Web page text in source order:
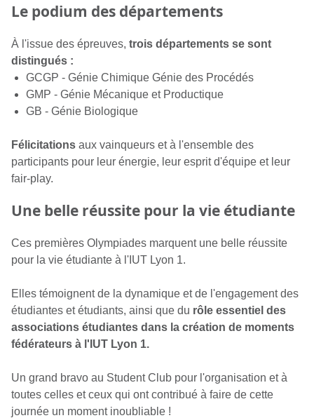
Le podium des départements
À l'issue des épreuves, trois départements se sont
distingués :
GCGP - Génie Chimique Génie des Procédés
GMP - Génie Mécanique et Productique
GB - Génie Biologique
Félicitations aux vainqueurs et à l'ensemble des
participants pour leur énergie, leur esprit d'équipe et leur
fair-play.
Une belle réussite pour la vie étudiante
Ces premières Olympiades marquent une belle réussite
pour la vie étudiante à l'IUT Lyon 1.
Elles témoignent de la dynamique et de l'engagement des
étudiantes et étudiants, ainsi que du rôle essentiel des
associations étudiantes dans la création de moments
fédérateurs à l'IUT Lyon 1.
Un grand bravo au Student Club pour l'organisation et à
toutes celles et ceux qui ont contribué à faire de cette
journée un moment inoubliable !